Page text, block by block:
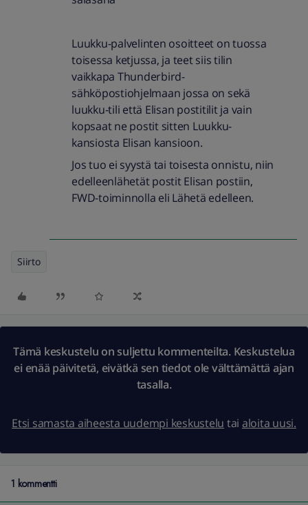
Luukku-palvelinten osoitteet on tuossa
toisessa ketjussa, ja teet siis tilin
vaikkapa Thunderbird-
sähköpostiohjelmaan jossa on sekä
luukku-tili että Elisan postitilit ja vain
kopsaat ne postit sitten Luukku-
kansiosta Elisan kansioon.
Jos tuo ei syystä tai toisesta onnistu, niin
edelleenlähetät postit Elisan postiin,
FWD-toiminnolla eli Lähetä edelleen.
Siirto
Tämä keskustelu on suljettu kommenteilta. Keskustelua
ei enää päivitetä, eivätkä sen tiedot ole välttämättä ajan
tasalla.
Etsi samasta aiheesta uudempi keskustelu tai aloita uusi.
1 kommentti